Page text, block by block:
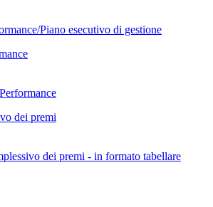
Piano esecutivo di gestione
dei premi
dei premi - in formato tabellare